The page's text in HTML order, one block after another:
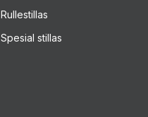
Rullestillas
Spesial stillas